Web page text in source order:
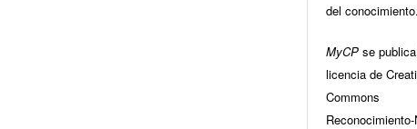
del conocimiento.
MyCP se
licencia de
Commons
Reconocimiento-